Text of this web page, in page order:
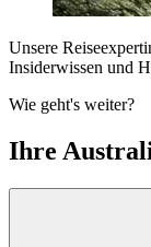
Unsere
Insiderwissen und
Wie geht's weiter?
Ihre